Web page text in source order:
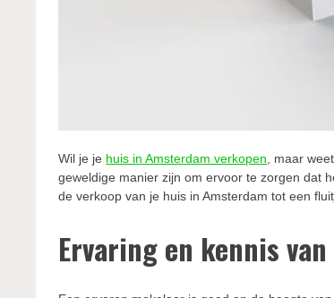
Wil je je huis in Amsterdam verkopen, maar
geweldige manier zijn om ervoor te zorgen dat
de verkoop van je huis in Amsterdam tot een
Ervaring en kennis